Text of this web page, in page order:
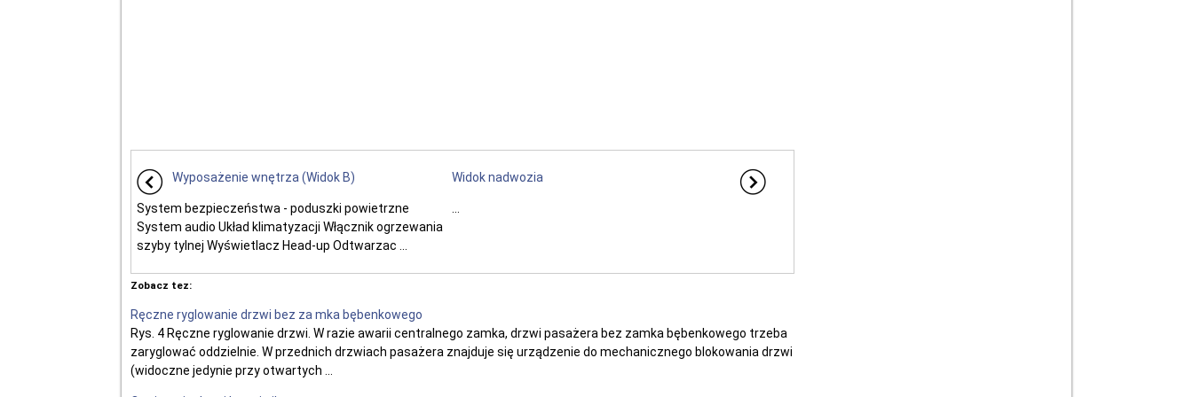
Wyposażenie wnętrza (Widok B)
System bezpieczeństwa - poduszki powietrzne
System audio Układ klimatyzacji Włącznik ogrzewania
szyby tylnej Wyświetlacz Head-up Odtwarzac ...
Widok nadwozia
Zobacz tez:
Ręczne ryglowanie drzwi bez za mka bębenkowego
Rys. 4 Ręczne ryglowanie drzwi. W razie awarii centralnego zamka, drzwi pasażera bez zamka bębenkowego trzeba
zaryglować oddzielnie. W przednich drzwiach pasażera znajduje się urządzenie do mechanicznego blokowania drzwi
(widoczne jedynie przy otwartych ...